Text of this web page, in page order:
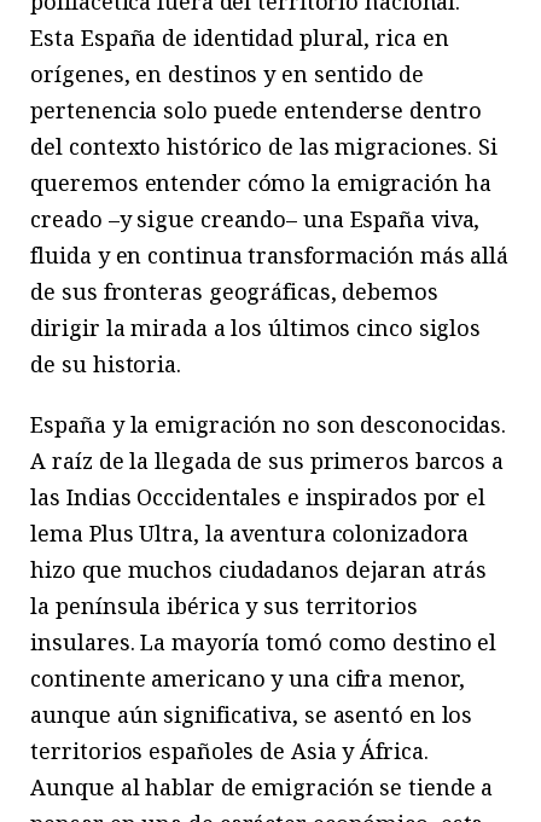
Esta España de identidad plural, rica en
orígenes, en destinos y en sentido de
pertenencia solo puede entenderse dentro
del contexto histórico de las migraciones. Si
queremos entender cómo la emigración ha
creado –y sigue creando– una España viva,
fluida y en continua transformación más allá
de sus fronteras geográficas, debemos
dirigir la mirada a los últimos cinco siglos
de su historia.
España y la emigración no son desconocidas.
A raíz de la llegada de sus primeros barcos a
las Indias Occcidentales e inspirados por el
lema Plus Ultra, la aventura colonizadora
hizo que muchos ciudadanos dejaran atrás
la península ibérica y sus territorios
insulares. La mayoría tomó como destino el
continente americano y una cifra menor,
aunque aún significativa, se asentó en los
territorios españoles de Asia y África.
Aunque al hablar de emigración se tiende a